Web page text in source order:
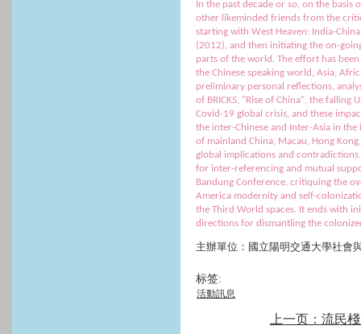
In the past decade or so, on the basis
other likeminded friends from the
starting with West Heaven: India-
(2012), and then initiating the on-
parts of the world. The effort has
the Chinese speaking world, Asia,
preliminary personal reflections,
of BRICKS, "Rise of China", the falling
Covid-19 global crisis, and these
the inter-Chinese and Inter-Asia in
of mainland China, Macau, Hong
global implications and
for inter-referencing and mutual
Bandung Conference, critiquing the
America modernity and self-
the Third World spaces. It ends with
directions for dismantling the
主辦單位：國立陽明交通大學社會
标签:
活動訊息
上一页：流民